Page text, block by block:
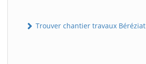
Trouver chantier travaux Béréziat